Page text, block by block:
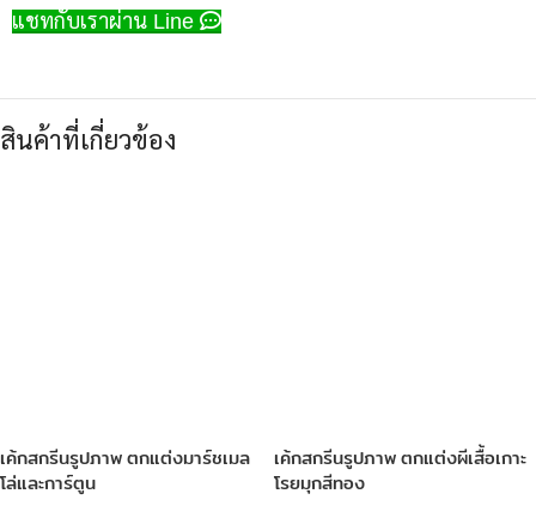
แชทกับเราผ่าน Line
สินค้าที่เกี่ยวข้อง
เค้กสกรีนรูปภาพ ตกแต่งมาร์ชเมล
โล่และการ์ตูน
เค้กสกรีนรูปภาพ ตกแต่งผีเสื้อเกาะ
โรยมุกสีทอง